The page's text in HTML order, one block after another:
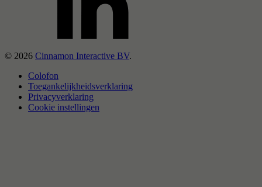
© 2026 Cinnamon Interactive BV.
Colofon
Toegankelijkheidsverklaring
Privacyverklaring
Cookie instellingen